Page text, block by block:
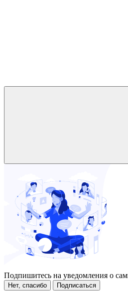
Подпишитесь на уведомления о
Нет, спасибо Подписаться